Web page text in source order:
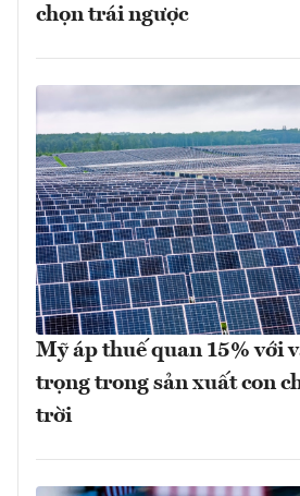
chọn trái ngược
Mỹ áp thuế quan 15% với
trọng trong sản xuất con
trời